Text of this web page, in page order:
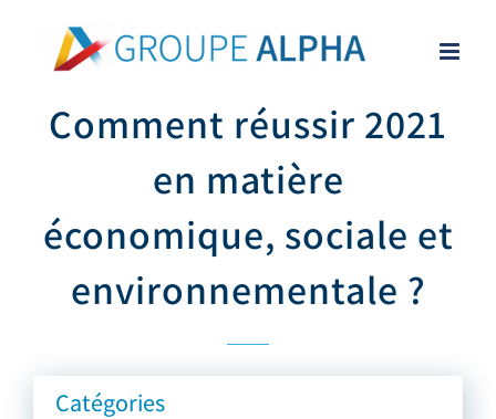
Comment réussir 2021
en matière
économique, sociale et
environnementale ?
Catégories